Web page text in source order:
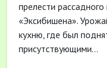
прелести
«Эксибишена».
кухню, где был
присутствующими…